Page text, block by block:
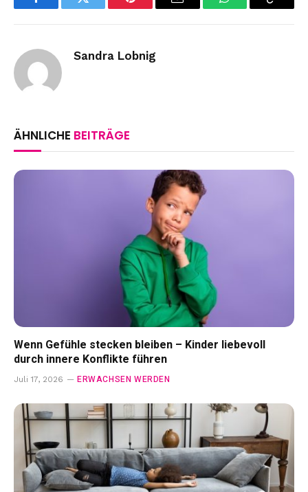
FacebookTwitter Pinterest Email WhatsAppCopy
Sandra Lobnig
ÄHNLICHE BEITRÄGE
Wenn Gefühle stecken bleiben – Kinder liebevoll
durch innere Konflikte führen
Juli 17, 2026 ERWACHSEN WERDEN